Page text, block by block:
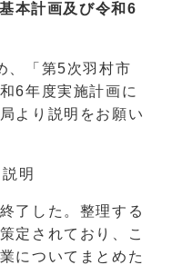
本計画及び令和6
、「第5次羽村市
6年度実施計画に
より説明をお願い
明
了した。整理する
定されており、こ
についてまとめた